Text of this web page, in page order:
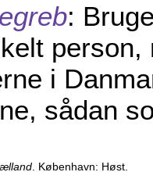
:
person,
i
ne, sådan
. København: Høst.